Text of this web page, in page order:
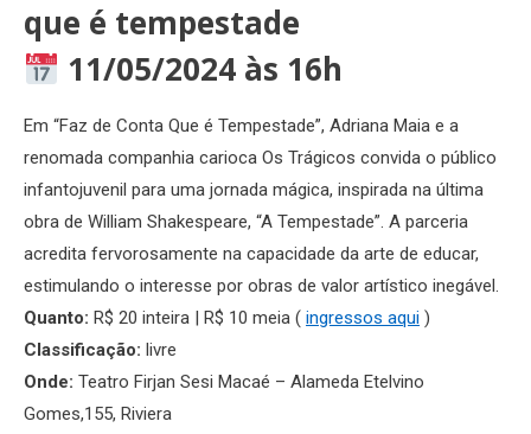
que é tempestade
11/05/2024 às 16h
Em “Faz de Conta Que é Tempestade”, Adriana Maia e a
renomada companhia carioca Os Trágicos convida o público
infantojuvenil para uma jornada mágica, inspirada na última
obra de William Shakespeare, “A Tempestade”. A parceria
acredita fervorosamente na capacidade da arte de educar,
estimulando o interesse por obras de valor artístico inegável.
Quanto: R$ 20 inteira | R$ 10 meia ( ingressos aqui )
Classificação: livre
Onde: Teatro Firjan Sesi Macaé – Alameda Etelvino
Gomes,155, Riviera